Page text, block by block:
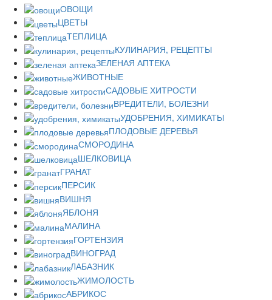
ОВОЩИ
ЦВЕТЫ
ТЕПЛИЦА
КУЛИНАРИЯ, РЕЦЕПТЫ
ЗЕЛЕНАЯ АПТЕКА
ЖИВОТНЫЕ
САДОВЫЕ ХИТРОСТИ
ВРЕДИТЕЛИ, БОЛЕЗНИ
УДОБРЕНИЯ, ХИМИКАТЫ
ПЛОДОВЫЕ ДЕРЕВЬЯ
СМОРОДИНА
ШЕЛКОВИЦА
ГРАНАТ
ПЕРСИК
ВИШНЯ
ЯБЛОНЯ
МАЛИНА
ГОРТЕНЗИЯ
ВИНОГРАД
ЛАБАЗНИК
ЖИМОЛОСТЬ
АБРИКОС